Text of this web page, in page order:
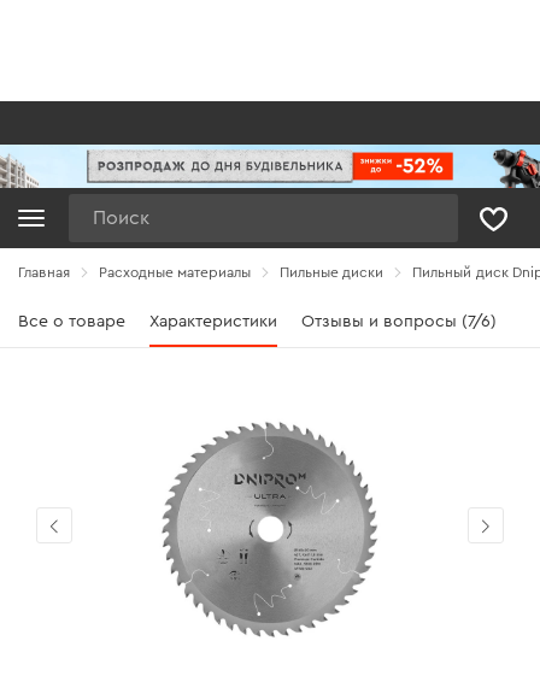
Главная Расходные материалы Пильные диски Пильный диск
Все о товаре Характеристики Отзывы и вопросы (7/6)